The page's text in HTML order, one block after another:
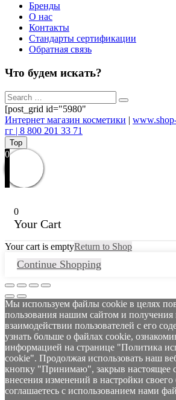
Бренды
О нас
Контакты
Стандарты сертификации
Обратная связь
Что будем искать?
[post_grid id="5980"
Интернет магазин косметики |
гг | 8 800 201 33 71
Top
0
0
Your Cart
Your cart is emptyReturn to Shop
Continue Shopping
Мы используем файлы cookie в целях
пользования нашим сайтом и
взаимодействии пользователей с его
узнать больше о файлах cookie,
информацией на странице "Политика
cookie". Продолжая использовать наш
кнопку "Принимаю", закрыв настоящее
внесения изменений в настройки своего
соглашаетесь с использованием нами